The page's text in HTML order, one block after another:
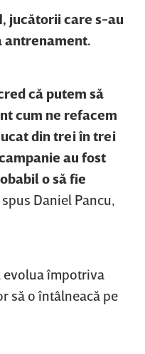
jucătorii care s-au
antrenament.
că putem să
cum ne refacem
din trei în trei
au fost
o să fie
spus Daniel Pancu,
evolua împotriva
să o întâlneacă pe